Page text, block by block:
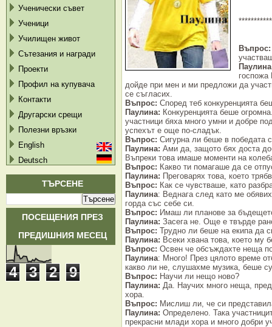
Ученически съвет
Ученици
Училищен живот
Сътезания и награди
Проекти
Профил на купувача
Контакти
Другарски срещи
Полезни връзки
English
Deutsch
ТЪРСЕНЕ
ПОСЕЩЕНИЯ ПРЕЗ
ПРЕДИШНИЯ МЕСЕЦ
4 3 2 9
Въпрос:
Паулина
госпожа
дойде при мен и ми предложи да
се съгласих.
Въпрос: Според теб конкуренцията
Паулина: Конкуренцията беше
участници бяха много умни и добре
успехът е още по-сладък.
Въпрос: Сигурна ли беше в победата
Паулина: Ами да, защото бях доста
Въпреки това имаше моменти на
Въпрос: Какво ти помагаше да се
Паулина: Преговарях това, което
Въпрос: Как се чувстваше, като
Паулина: Веднага след като ме
горда със себе си.
Въпрос: Имаш ли планове за
Паулина: Засега не. Още е твърде
Въпрос: Трудно ли беше на екипа да
Паулина: Всеки хвана това, което му
Въпрос: Освен че обсъждахте неща
Паулина: Много! През цялото време
какво ли не, слушахме музика, беше
Въпрос: Научи ли нещо ново?
Паулина: Да. Научих много неща,
хора.
Въпрос: Мислиш ли, че си
Паулина: Определено. Така
прекрасни млади хора и много добри